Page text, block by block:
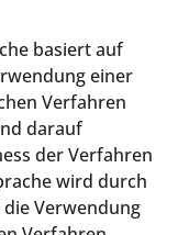
basiert auf
einer
Verfahren
darauf
der Verfahren
wird durch
Verwendung